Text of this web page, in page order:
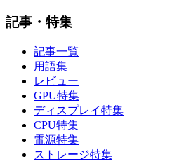
記事・特集
記事一覧
用語集
レビュー
GPU特集
ディスプレイ特集
CPU特集
電源特集
ストレージ特集